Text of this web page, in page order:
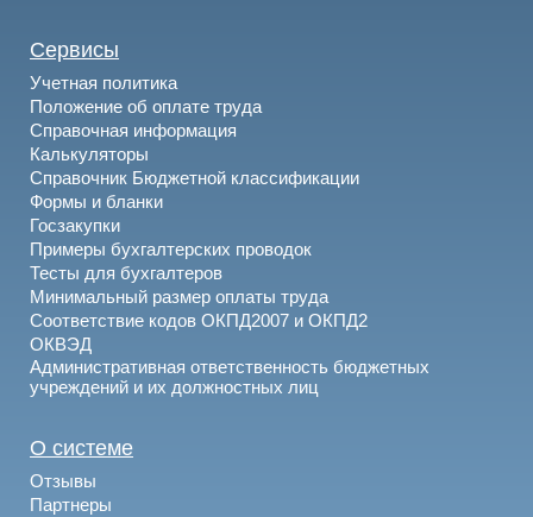
Сервисы
Учетная политика
Положение об оплате труда
Справочная информация
Калькуляторы
Справочник Бюджетной классификации
Формы и бланки
Госзакупки
Примеры бухгалтерских проводок
Тесты для бухгалтеров
Минимальный размер оплаты труда
Соответствие кодов ОКПД2007 и ОКПД2
ОКВЭД
Административная ответственность бюджетных
учреждений и их должностных лиц
О системе
Отзывы
Партнеры